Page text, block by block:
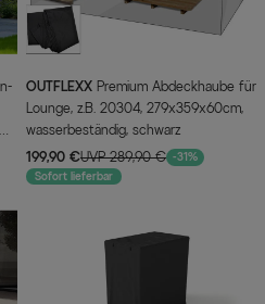
OUTFLEXX
Lounge, z.B. 20304, 279x359x60cm,
wasserbeständig, schwarz
199,90 €UVP 289,90 € -31%
Sofort lieferbar